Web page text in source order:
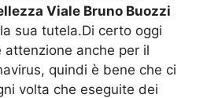
Viale Bruno Buozzi
sua tutela.Di certo oggi
attenzione anche per il
quindi è bene che ci
volta che eseguite dei